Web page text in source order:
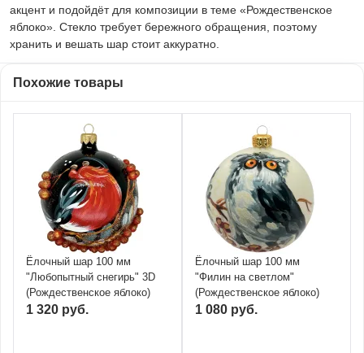
акцент и подойдёт для композиции в теме «Рождественское
яблоко». Стекло требует бережного обращения, поэтому
хранить и вешать шар стоит аккуратно.
Похожие товары
Ёлочный шар 100 мм
"Любопытный снегирь" 3D
(Рождественское яблоко)
1 320 руб.
Ёлочный шар 100 мм
"Филин на светлом"
(Рождественское яблоко)
1 080 руб.